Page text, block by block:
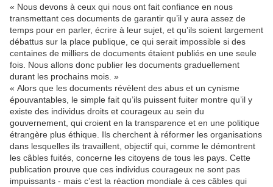
« Nous devons à ceux qui nous ont fait confiance en nous
transmettant ces documents de garantir qu’il y aura assez de
temps pour en parler, écrire à leur sujet, et qu’ils soient largement
débattus sur la place publique, ce qui serait impossible si des
centaines de milliers de documents étaient publiés en une seule
fois. Nous allons donc publier les documents graduellement
durant les prochains mois. »
« Alors que les documents révèlent des abus et un cynisme
épouvantables, le simple fait qu’ils puissent fuiter montre qu’il y
existe des individus droits et courageux au sein du
gouvernement, qui croient en la transparence et en une politique
étrangère plus éthique. Ils cherchent à réformer les organisations
dans lesquelles ils travaillent, objectif qui, comme le démontrent
les câbles fuités, concerne les citoyens de tous les pays. Cette
publication prouve que ces individus courageux ne sont pas
impuissants - mais c’est la réaction mondiale à ces câbles qui